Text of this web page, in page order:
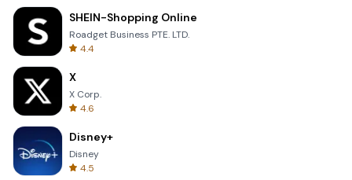
SHEIN-Shopping Online
Roadget Business PTE. LTD.
4.4
X
X Corp.
4.6
Disney+
Disney
4.5